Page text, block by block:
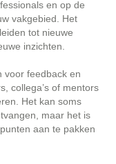
en op de
vakgebied. Het
tot nieuwe
inzichten.
voor feedback en
collega’s of mentors
Het kan soms
maar het is
aan te pakken